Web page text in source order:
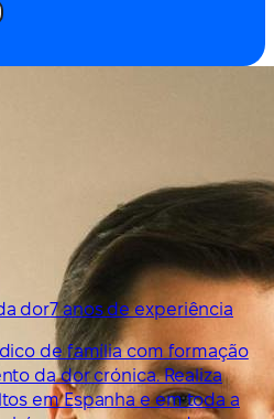
dor7 anos de experiência
de família com formação
da dor crónica. Realiza
em Espanha e em toda a